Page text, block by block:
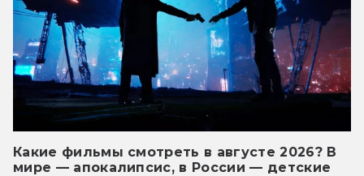
Какие фильмы смотреть в августе 2026? В
мире — апокалипсис, в России — детские